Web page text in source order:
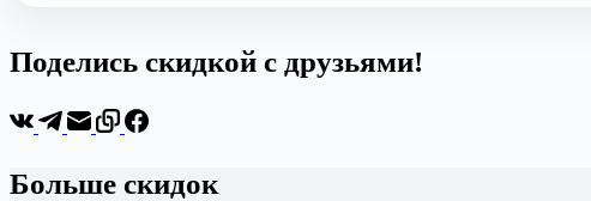
Поделись скидкой с друзьями!
Больше скидок